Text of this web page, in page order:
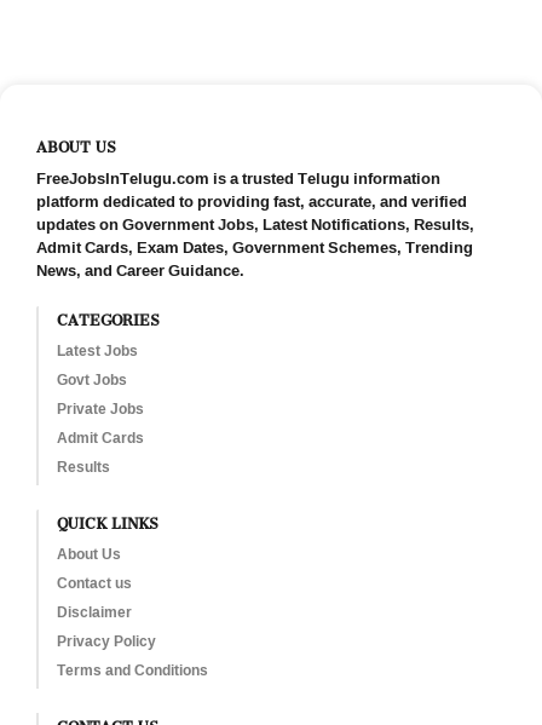
ABOUT US
FreeJobsInTelugu.com is a trusted Telugu information
platform dedicated to providing fast, accurate, and verified
updates on Government Jobs, Latest Notifications, Results,
Admit Cards, Exam Dates, Government Schemes, Trending
News, and Career Guidance.
CATEGORIES
Latest Jobs
Govt Jobs
Private Jobs
Admit Cards
Results
QUICK LINKS
About Us
Contact us
Disclaimer
Privacy Policy
Terms and Conditions